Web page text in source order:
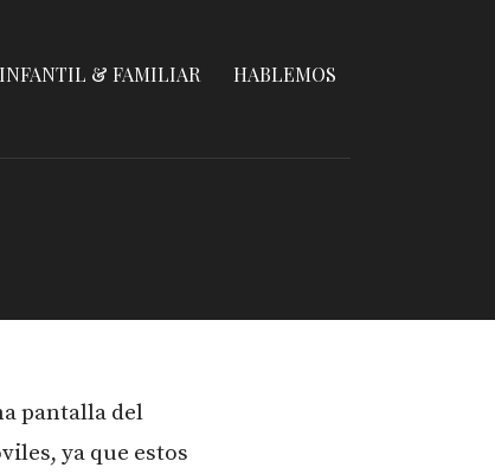
INFANTIL & FAMILIAR HABLEMOS
pantalla del
ya que estos